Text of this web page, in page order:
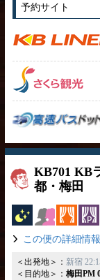
予約サイト
KB701 KB
都・梅田
夜行バス女性安心
カー
この便の詳細情報
＜出発地＞： 新宿
＜目的地＞： 梅田PM